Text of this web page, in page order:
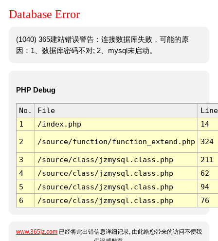
Database Error
(1040) 365建站错误警告：连接数据库失败，可能的原
因：1、数据库密码不对; 2、mysql未启动。
PHP Debug
No. File
Line
1
/index.php 14
2 /source/function/function_extend.php 324
3 /source/class/jzmysql.class.php
211
4
/source/class/jzmysql.class.php
62
5
/source/class/jzmysql.class.php
94
6
/source/class/jzmysql.class.php 76
www.365jz.com 已经将此出错信息详细记录, 由此给您带来的访问不便我